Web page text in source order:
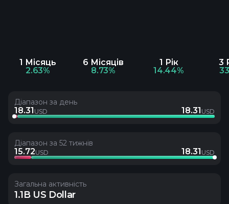
1 Місяць
2.63%
6 Місяців
8.73%
1 Рік
14.44%
3
Діапазон за день
18.31 USD 18.31 USD
Діапазон за 52 тижнів
15.72USD 18.31 USD
Загальна активність
1.1B US Dollar